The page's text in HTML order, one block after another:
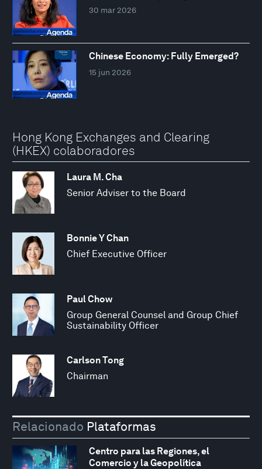
30 mar 2026
Chinese Economy: Fully Emerged?
15 jun 2026
Hong Kong Exchanges and Clearing
(HKEX) colaboradores
Laura M. Cha
Senior Adviser to the Board
Bonnie Y Chan
Chief Executive Officer
Paul Chow
Group General Counsel and Group Chief
Sustainability Officer
Carlson Tong
Chairman
Relacionado Plataformas
Centro para las Regiones, el
Comercio y la Geopolítica